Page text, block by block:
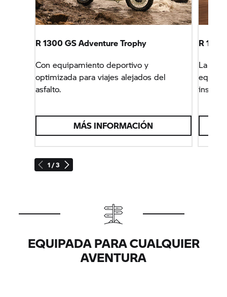
1 / 3
R 1300 GS Adventure Trophy
Con equipamiento deportivo y
optimizada para viajes alejados del
asfalto.
MÁS INFORMACIÓN
R
La
EQUIPADA PARA CUALQUIER
AVENTURA